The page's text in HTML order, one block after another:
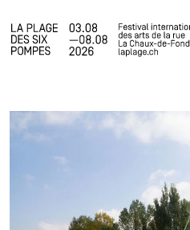
Accueil
Programme
Infos pratiques